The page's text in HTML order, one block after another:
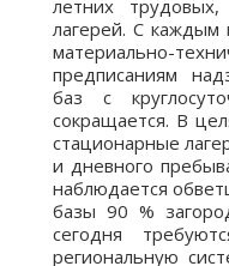
летних трудовых,
лагерей. С каждым
материально-
предписаниям
баз с
сокращается. В
стационарные
и дневного
наблюдается
базы 90 %
сегодня
региональную